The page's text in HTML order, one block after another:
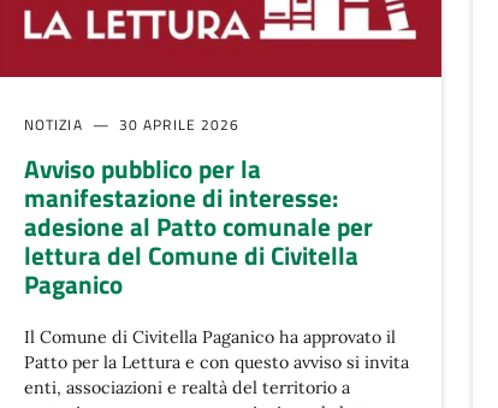
NOTIZIA 30 APRILE 2026
Avviso pubblico per la
manifestazione di interesse:
adesione al Patto comunale per
lettura del Comune di Civitella
Paganico
Il Comune di Civitella Paganico ha approvato il
Patto per la Lettura e con questo avviso si invita
enti, associazioni e realtà del territorio a